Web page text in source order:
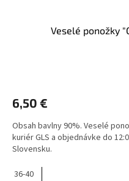
Veselé ponožky
6,50 €
Obsah bavlny 90%. Veselé
kuriér GLS a objednávke do
Slovensku.
36-40